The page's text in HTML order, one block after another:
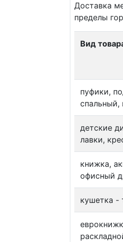
Доставка
пределы
Вид
пуфики,
спальный,
детские
лавки,
книжка,
офисный
кушетка -